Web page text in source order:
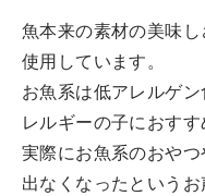
魚本来の素材の美味
使用しています。
お魚系は低アレルゲ
レルギーの子におすす
実際にお魚系のおや
出なくなったというお